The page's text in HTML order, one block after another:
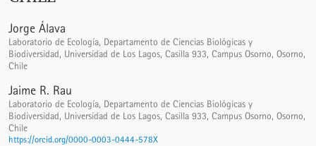
Jorge Álava
Laboratorio de Ecología, Departamento de Ciencias Biológicas y
Biodiversidad, Universidad de Los Lagos, Casilla 933, Campus Osorno, Osorno,
Chile
Jaime R. Rau
Laboratorio de Ecología, Departamento de Ciencias Biológicas y
Biodiversidad, Universidad de Los Lagos, Casilla 933, Campus Osorno, Osorno,
Chile
https://orcid.org/0000-0003-0444-578X